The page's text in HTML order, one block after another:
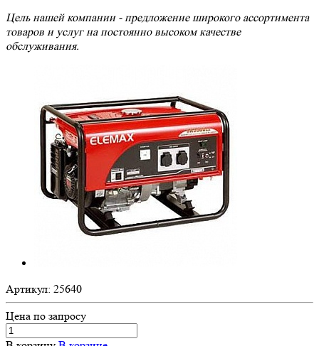
Цель нашей компании - предложение широкого ассортимента
товаров и услуг на постоянно высоком качестве
обслуживания.
Артикул: 25640
Цена по запросу